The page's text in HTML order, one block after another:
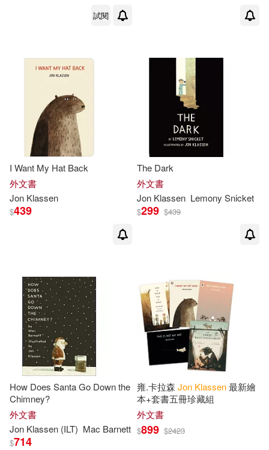
試閱
I Want My Hat Back
外文書
Jon Klassen
$439
The Dark
外文書
Jon Klassen Lemony Snicket
$299 $439
How Does Santa Go Down the
Chimney?
外文書
Jon Klassen (ILT) Mac Barnett
$714
雍.卡拉森 Jon Klassen最新繪
本+套書五冊珍藏組
外文書
$899 $2423